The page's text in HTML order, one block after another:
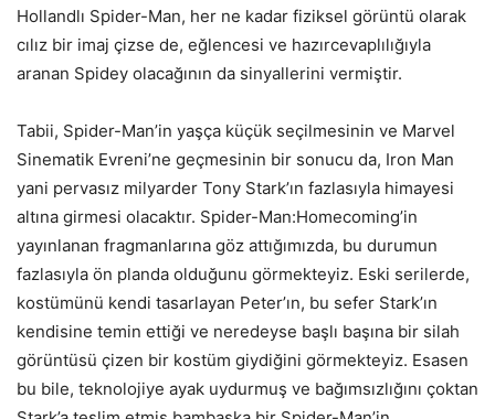
Hollandlı Spider-Man, her ne kadar fiziksel görüntü olarak
cılız bir imaj çizse de, eğlencesi ve hazırcevaplılığıyla
aranan Spidey olacağının da sinyallerini vermiştir.
Tabii, Spider-Man’in yaşça küçük seçilmesinin ve Marvel
Sinematik Evreni’ne geçmesinin bir sonucu da, Iron Man
yani pervasız milyarder Tony Stark’ın fazlasıyla himayesi
altına girmesi olacaktır. Spider-Man:Homecoming’in
yayınlanan fragmanlarına göz attığımızda, bu durumun
fazlasıyla ön planda olduğunu görmekteyiz. Eski serilerde,
kostümünü kendi tasarlayan Peter’ın, bu sefer Stark’ın
kendisine temin ettiği ve neredeyse başlı başına bir silah
görüntüsü çizen bir kostüm giydiğini görmekteyiz. Esasen
bu bile, teknolojiye ayak uydurmuş ve bağımsızlığını çoktan